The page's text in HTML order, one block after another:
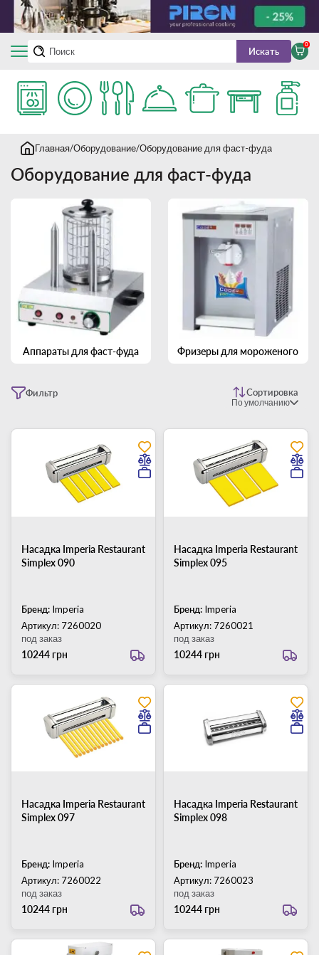
Искать
0
Главная Оборудование Оборудование для фаст-фуда
Оборудование для фаст-фуда
Аппараты для фаст-фуда Фризеры для мороженого
Фильтр Сортировка
По умолчанию
Насадка Imperia Restaurant
Simplex 090
Бренд: Imperia
Артикул: 7260020
10244 грн
под заказ
Насадка Imperia Restaurant
Simplex 095
Бренд: Imperia
Артикул: 7260021
10244 грн
под заказ
Насадка Imperia Restaurant
Simplex 097
Бренд: Imperia
Артикул: 7260022
10244 грн
под заказ
Насадка Imperia Restaurant
Simplex 098
Бренд: Imperia
Артикул: 7260023
10244 грн
под заказ